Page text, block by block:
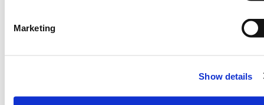
Marketing
Show details
Cassaforma per getti in opera